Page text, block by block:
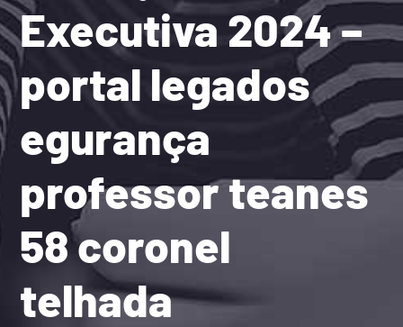
Executiva 2024 –
portal legados
egurança
professor teanes
58 coronel
telhada